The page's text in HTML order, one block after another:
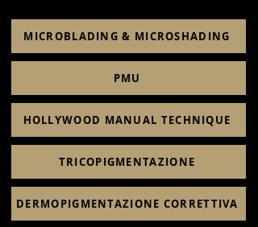
MICROBLADING & MICROSHADING
PMU
HOLLYWOOD MANUAL TECHNIQUE
TRICOPIGMENTAZIONE
DERMOPIGMENTAZIONE CORRETTIVA